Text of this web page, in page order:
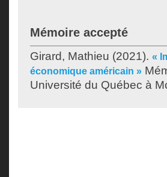
Mémoire accepté
Girard, Mathieu (2021). «
économique américain »
Université du Québec à